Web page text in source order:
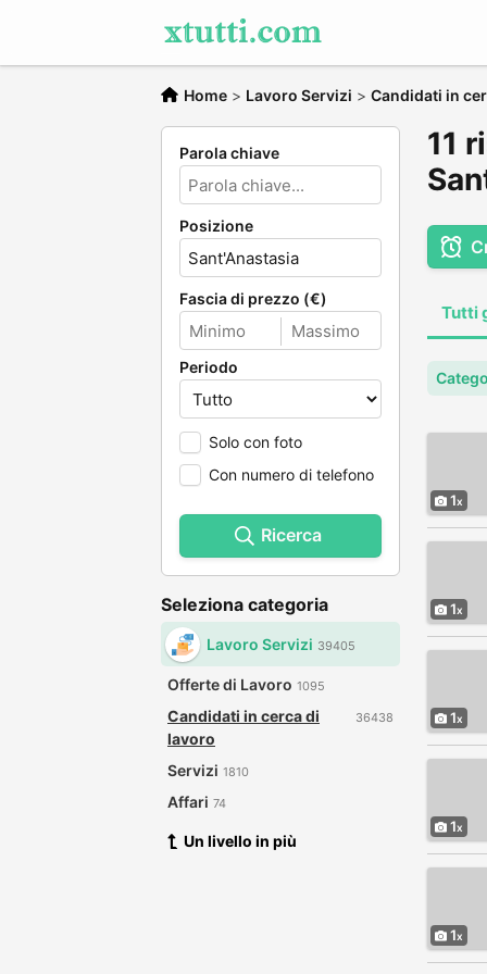
Home > Lavoro Servizi > Candidati in
Parola chiave
Posizione
Fascia di prezzo (€)
Periodo
Solo con foto
Con numero di telefono
Ricerca
Seleziona categoria
Lavoro Servizi 39405
Offerte di Lavoro 1095
Candidati in cerca di
lavoro
36438
Servizi 1810
Affari 74
Un livello in più
11
Tutti
1
1
1
1
1